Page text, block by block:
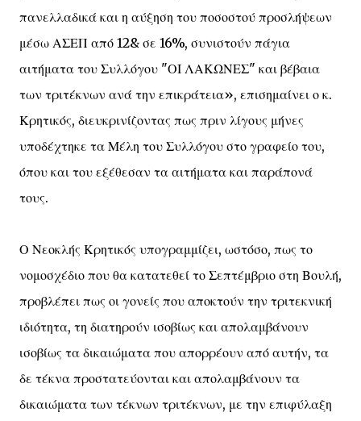
πανελλαδικά και η αύξηση του ποσοστού προσλήψεων
μέσω ΑΣΕΠ από 12& σε 16%, συνιστούν πάγια
αιτήματα του Συλλόγου "ΟΙ ΛΑΚΩΝΕΣ" και βέβαια
των τριτέκνων ανά την επικράτεια», επισημαίνει ο κ.
Κρητικός, διευκρινίζοντας πως πριν λίγους μήνες
υποδέχτηκε τα Μέλη του Συλλόγου στο γραφείο του,
όπου και του εξέθεσαν τα αιτήματα και παράπονά
τους.
Ο Νεοκλής Κρητικός υπογραμμίζει, ωστόσο, πως το
νομοσχέδιο που θα κατατεθεί το Σεπτέμβριο στη Βουλή,
προβλέπει πως οι γονείς που αποκτούν την τριτεκνική
ιδιότητα, τη διατηρούν ισοβίως και απολαμβάνουν
ισοβίως τα δικαιώματα που απορρέουν από αυτήν, τα
δε τέκνα προστατεύονται και απολαμβάνουν τα
δικαιώματα των τέκνων τριτέκνων, με την επιφύλαξη